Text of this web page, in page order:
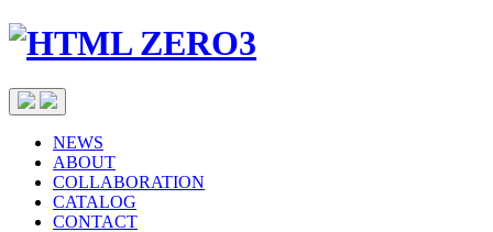
NEWS
ABOUT
COLLABORATION
CATALOG
CONTACT